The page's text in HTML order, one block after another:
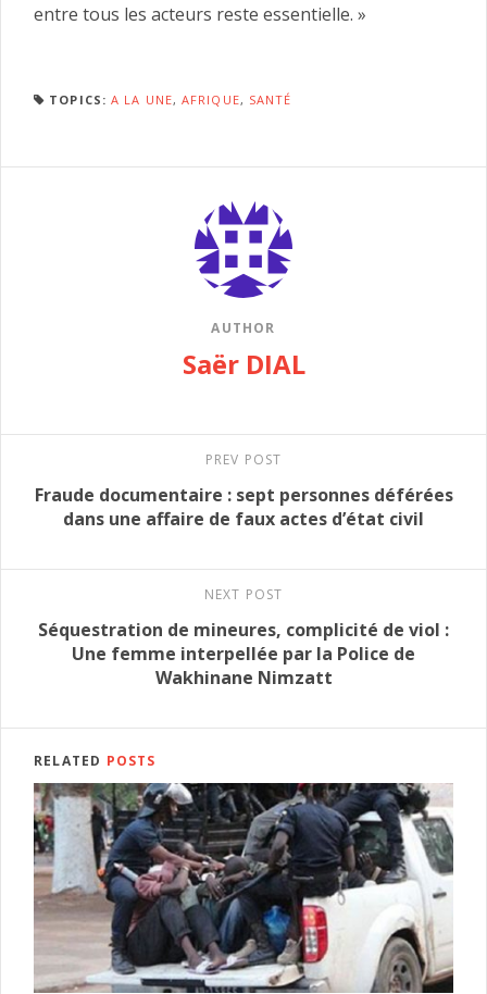
entre tous les acteurs reste essentielle. »
TOPICS: A LA UNE,AFRIQUE, SANTÉ
AUTHOR
Saër DIAL
PREV POST
Fraude documentaire : sept personnes déférées
dans une affaire de faux actes d’état civil
NEXT POST
Séquestration de mineures, complicité de viol :
Une femme interpellée par la Police de
Wakhinane Nimzatt
RELATED POSTS